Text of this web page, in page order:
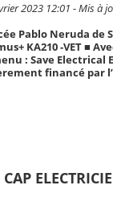
2023 12:01 - Mis à
Pablo Neruda
KA210 -VET ■
: Save Electrical
financé par